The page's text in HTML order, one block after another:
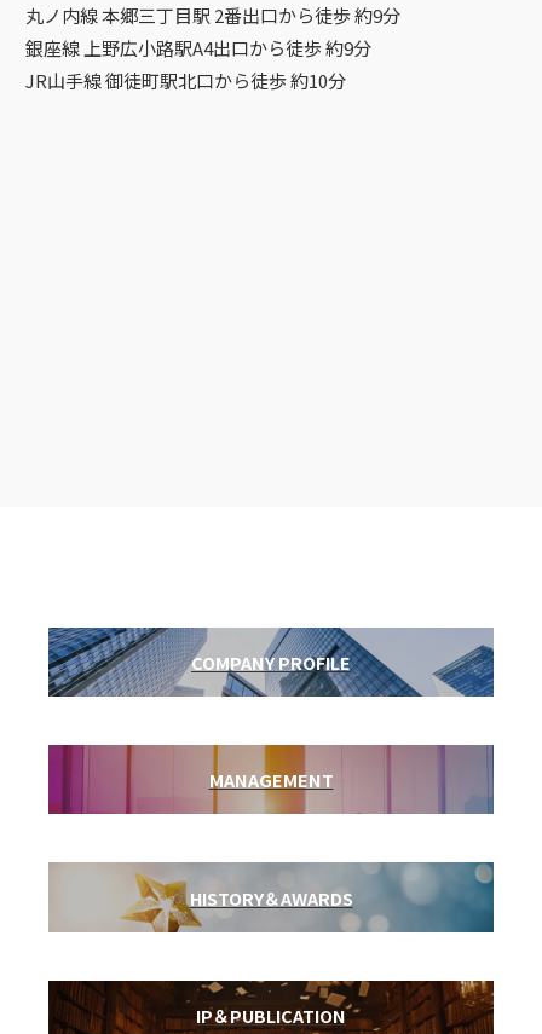
丸ノ内線 本郷三丁目駅 2番出口から徒歩 約9分
銀座線 上野広小路駅A4出口から徒歩 約9分
JR山手線 御徒町駅北口から徒歩 約10分
COMPANY PROFILE
MANAGEMENT
HISTORY＆AWARDS
IP＆PUBLICATION